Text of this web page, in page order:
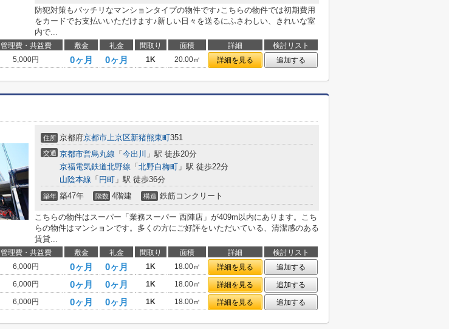
防犯対策もバッチリなマンションタイプの物件です♪こちらの物件では初期費用
をカードでお支払いいただけます♪新しい日々を送るにふさわしい、きれいな室
内で...
管理費・共益費 敷金 礼金 間取り 面積 詳細
検討リスト
5,000円 0ヶ月 0ヶ月 1K 20.00㎡ 詳細を見る 追加する
住所 京都府京都市上京区新猪熊東町351
交通 京都市営烏丸線 「 今出川 」駅 徒歩20分
京福電気鉄道北野線 「 北野白梅町 」駅 徒歩22分
山陰本線 「 円町 」駅 徒歩36分
築年 築47年 階数 4階建 構造 鉄筋コンクリート
こちらの物件はスーパー「業務スーパー 西陣店」が409m以内にあります。こち
らの物件はマンションです。多くの方にご好評をいただいている、清潔感のある
賃貸...
管理費・共益費 敷金 礼金 間取り 面積 詳細
検討リスト
6,000円 0ヶ月 0ヶ月 1K 18.00㎡ 詳細を見る
追加する
6,000円 0ヶ月 0ヶ月 1K 18.00㎡ 詳細を見る
追加する
6,000円 0ヶ月 0ヶ月 1K 18.00㎡ 詳細を見る 追加する